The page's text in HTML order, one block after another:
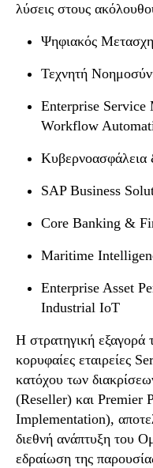
λύσεις στους
Ψηφιακός
Τεχνητή
Enterprise
Workflow
Κυβερνοασφάλεια
SAP Business
Core Banking &
Maritime
Enterprise Asset
Industrial IoT
Η στρατηγική εξαγορά
κορυφαίες εταιρείες
κατόχου των
(Reseller) και Premier
Implementation),
διεθνή ανάπτυξη του
εδραίωση της